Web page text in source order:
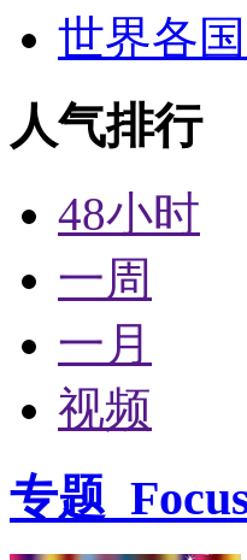
世界各
人气排行
48小时
一周
一月
视频
专题